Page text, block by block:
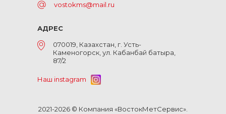
vostokms@mail.ru
АДРЕС
070019, Казахстан, г. Усть-
Каменогорск, ул. Кабанбай батыра,
87/2
Наш instagram
2021-2026 © Компания «ВостокМетСервис».